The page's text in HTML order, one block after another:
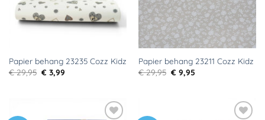
Papier behang 23235 Cozz Kidz
€29,95 Oorspronkelijke
prijs
€ 3,99Huidige
Papier behang 23211 Cozz Kidz
€29,95 Oorspronkelijke
prijs
€ 9,95Huidige